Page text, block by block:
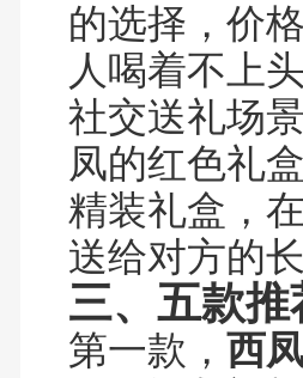
的选择，价
人喝着不上
社交送礼场
凤的红色礼
精装礼盒，
送给对方的
三、五款
第一款， 西